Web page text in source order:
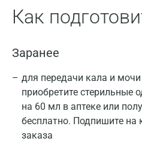
Как
Заранее
для передачи кала и
приобретите стерильные
на 60 мл в аптеке или
бесплатно. Подпишите
заказа